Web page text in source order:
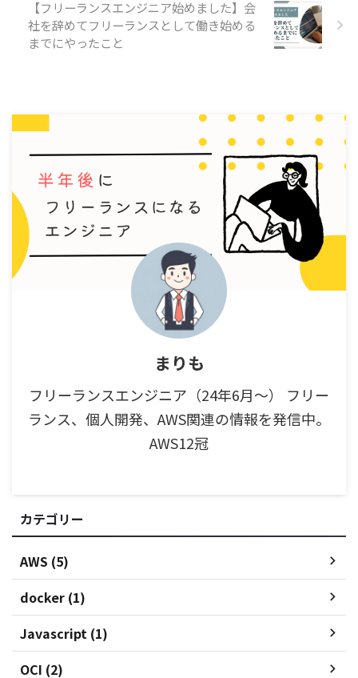
【フリーランスエンジニア始めました】会
社を辞めてフリーランスとして働き始める
までにやったこと
まりも
フリーランスエンジニア（24年6月～） フリー
ランス、個人開発、AWS関連の情報を発信中。
AWS12冠
カテゴリー
AWS (5)
docker (1)
Javascript (1)
OCI (2)